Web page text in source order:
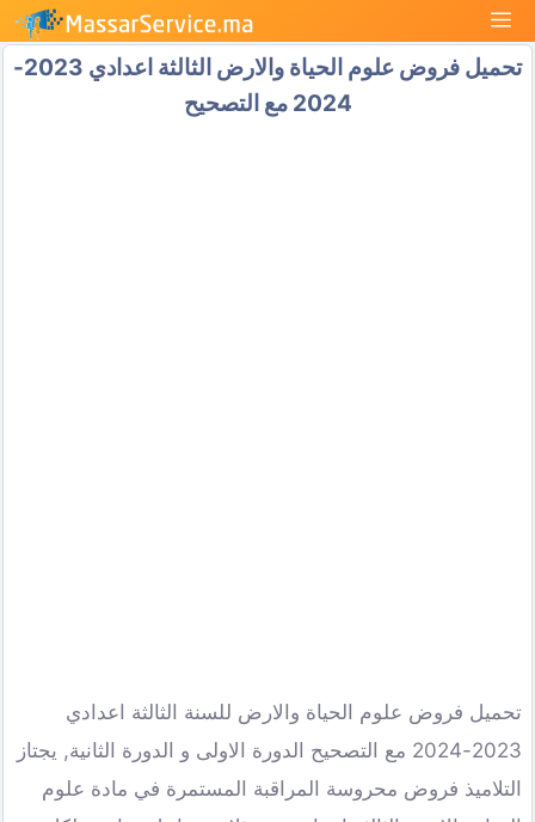
انتقل
إلى
المحتوى
القائمة
تحميل فروض علوم الحياة والارض الثالثة اعدادي 2023-
2024 مع التصحيح
تحميل فروض علوم الحياة والارض للسنة الثالثة اعدادي
2023-2024 مع التصحيح الدورة الاولى و الدورة الثانية, يجتاز
التلاميذ فروض محروسة المراقبة المستمرة في مادة علوم